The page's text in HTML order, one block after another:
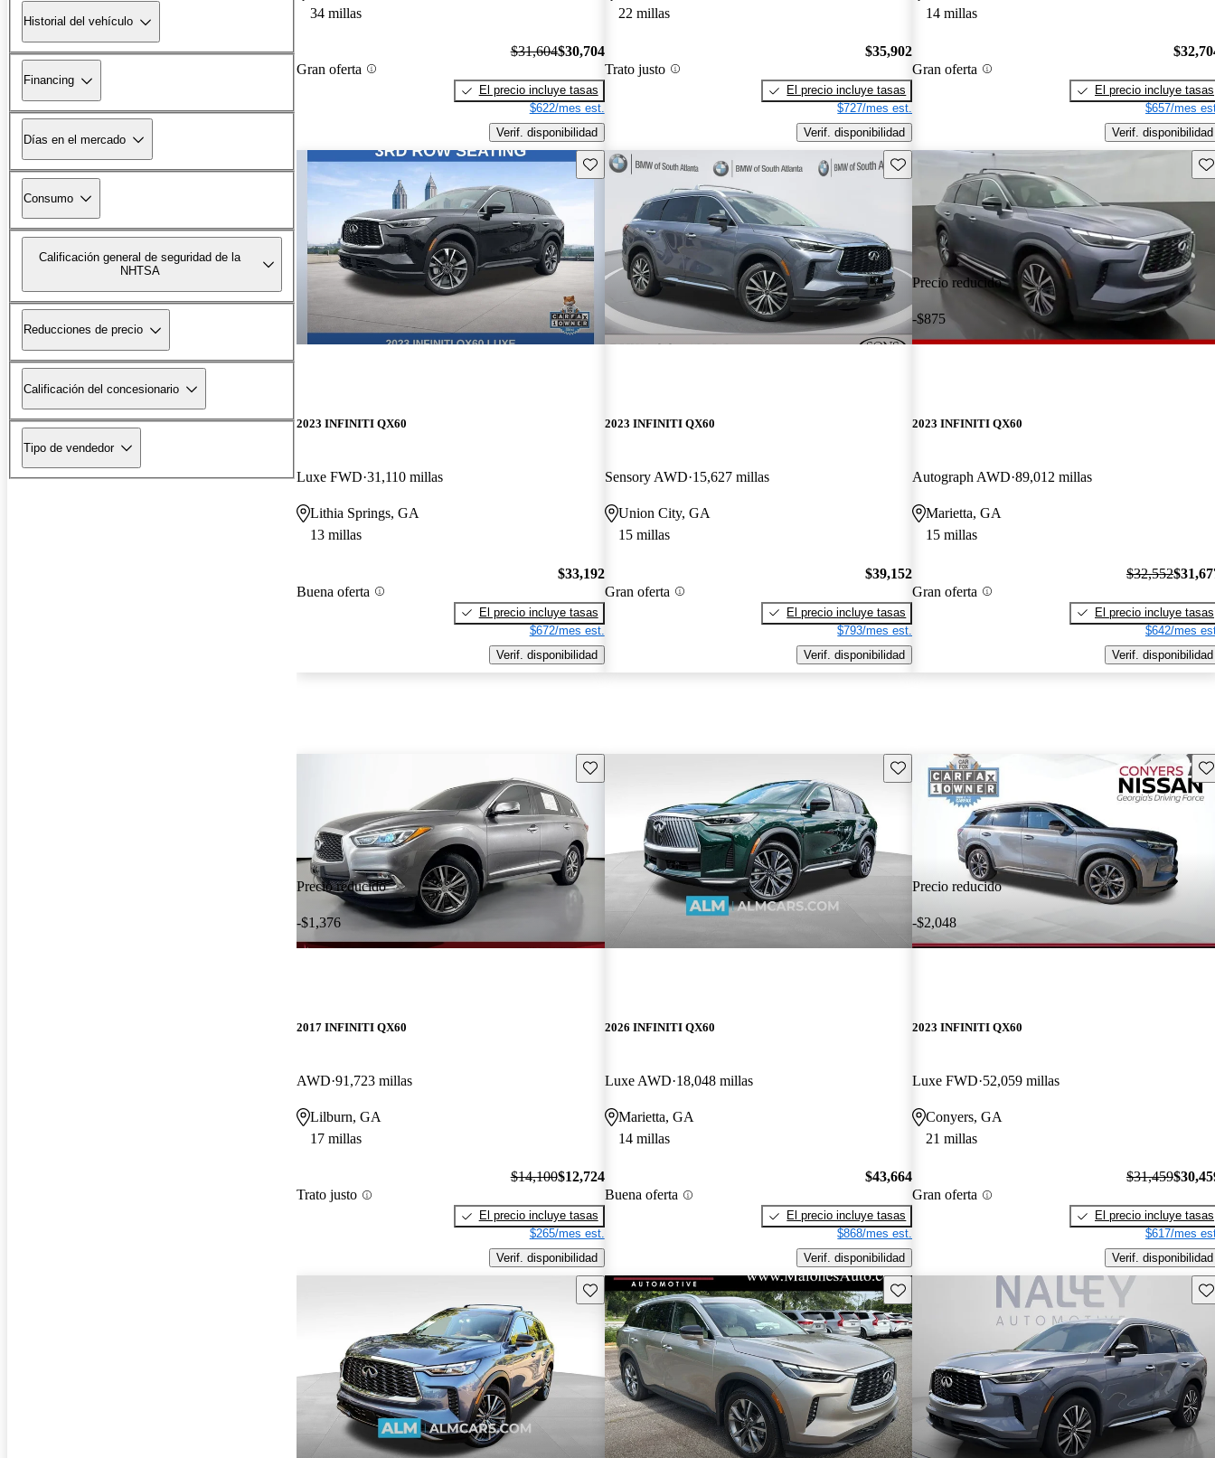
Historial del vehículo
Financing
Días en el mercado
Consumo
Calificación general de seguridad de la
NHTSA
Reducciones de precio
Calificación del concesionario
Tipo de vendedor
34 millas
Gran oferta
$31,604$30,704
El precio incluye tasas
$622/mes est.
Verif. disponibilidad
22 millas
Trato justo
$35,902
El precio incluye tasas
$727/mes est.
Verif. disponibilidad
14 millas
Gran oferta
El precio incluye tasas
$657/mes
Verif. disponibilidad
Guarda este Aviso
2023 INFINITI QX60
Luxe FWD 31,110 millas
Lithia Springs, GA
13 millas
Buena oferta
$33,192
El precio incluye tasas
$672/mes est.
Verif. disponibilidad
Guarda este Aviso
2023 INFINITI QX60
Sensory AWD 15,627 millas
Union City, GA
15 millas
Gran oferta
$39,152
El precio incluye tasas
$793/mes est.
Verif. disponibilidad
Precio reducido
-$875
2023 INFINITI QX60
Autograph AWD 89,012 millas
Marietta, GA
15 millas
Gran oferta
$32,552
El precio incluye tasas
$642/mes
Verif. disponibilidad
Precio reducido
-$1,376
Guarda este Aviso
2017 INFINITI QX60
AWD 91,723 millas
Lilburn, GA
17 millas
Trato justo
$14,100$12,724
El precio incluye tasas
$265/mes est.
Verif. disponibilidad
Guarda este Aviso
2026 INFINITI QX60
Luxe AWD 18,048 millas
Marietta, GA
14 millas
Buena oferta
$43,664
El precio incluye tasas
$868/mes est.
Verif. disponibilidad
Precio reducido
-$2,048
2023 INFINITI QX60
Luxe FWD 52,059 millas
Conyers, GA
21 millas
Gran oferta
$31,459
El precio incluye tasas
$617/mes
Verif. disponibilidad
Guarda este Aviso Guarda este Aviso